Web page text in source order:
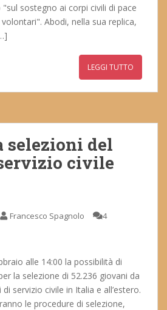
sostegno ai corpi civili di pace
Abodi, nella sua replica,
LEGGI TUTTO
selezioni del
civile
Francesco Spagnolo
4
alle 14:00 la possibilità di
la selezione di 52.236 giovani da
servizio civile in Italia e all’estero.
le procedure di selezione,